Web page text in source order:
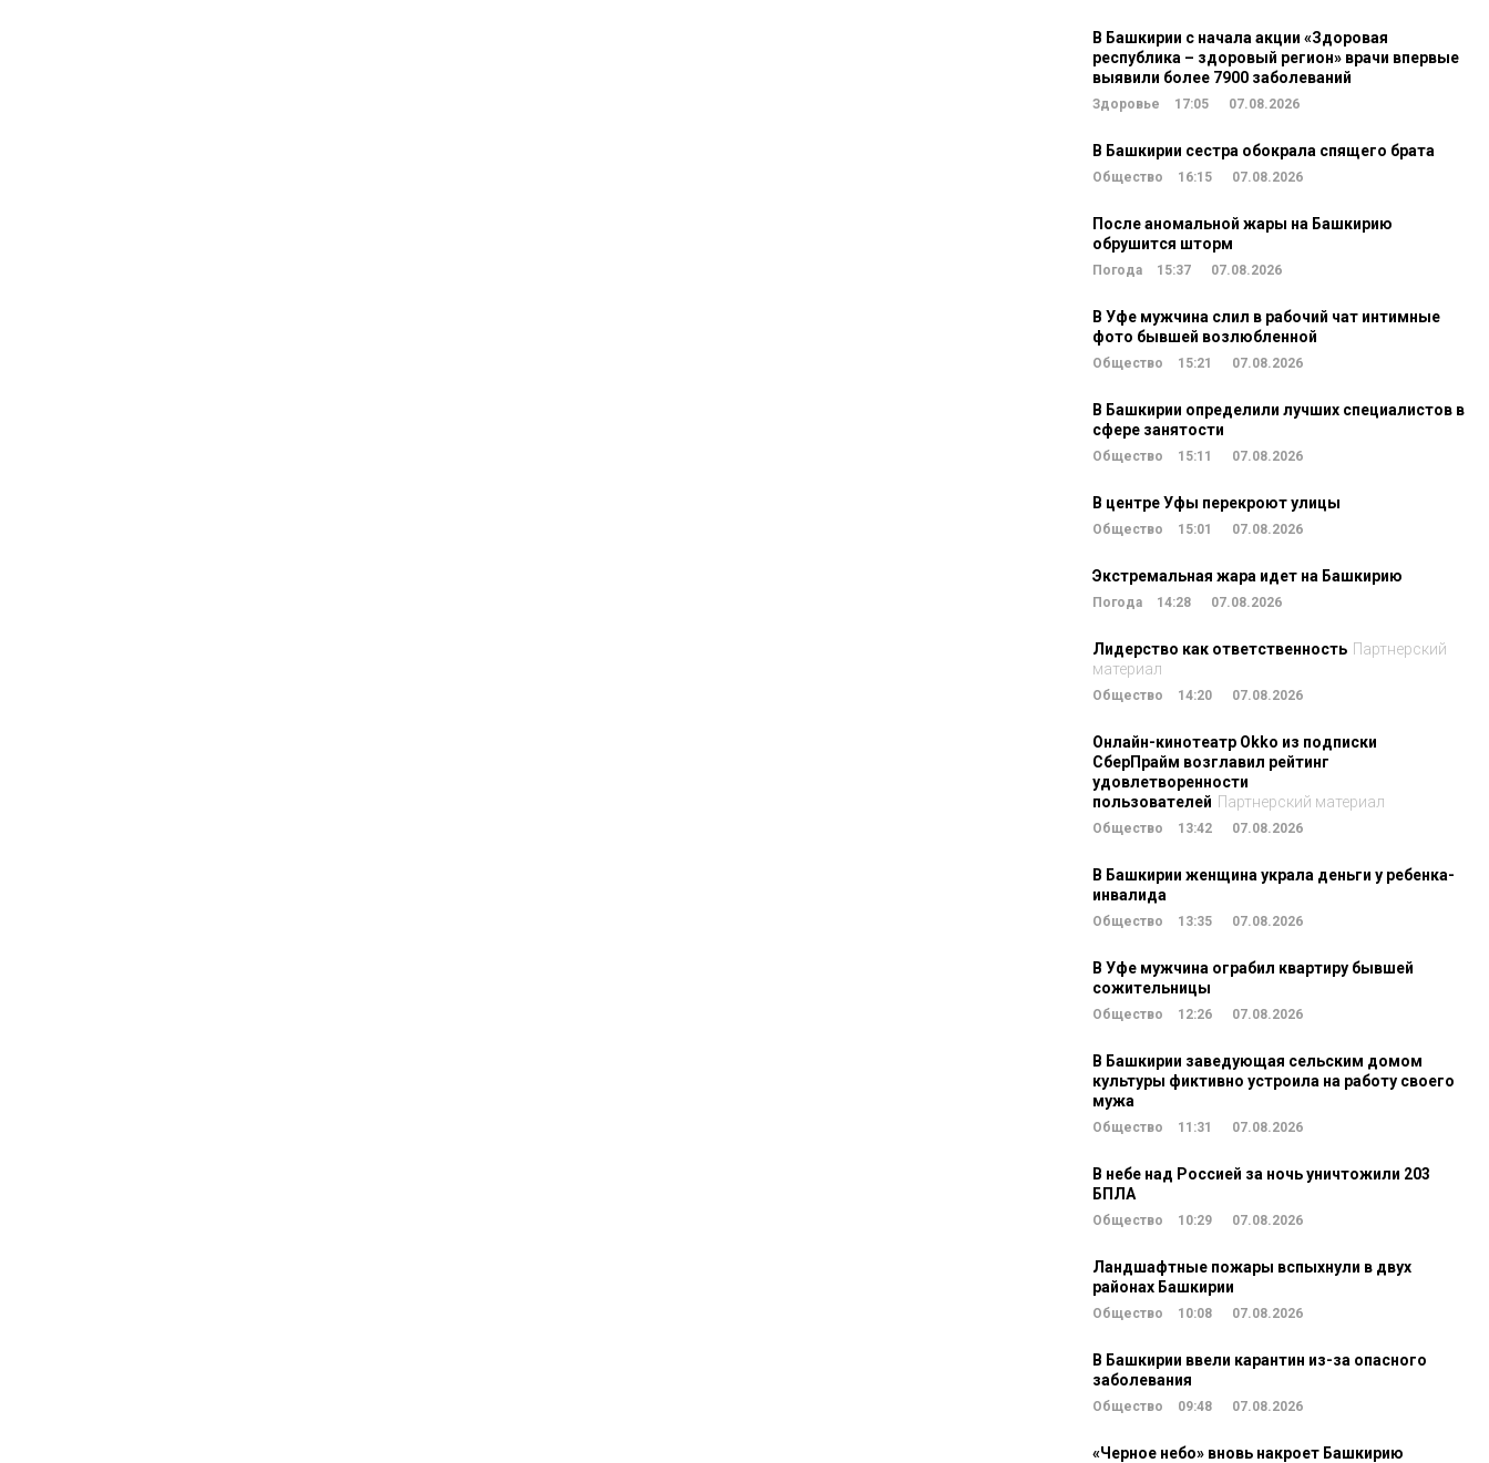
В Башкирии с начала акции «Здоровая
республика – здоровый регион» врачи впервые
выявили более 7900 заболеваний
Здоровье 17:05 07.08.2026
В Башкирии сестра обокрала спящего брата
Общество 16:15 07.08.2026
После аномальной жары на Башкирию
обрушится шторм
Погода 15:37 07.08.2026
В Уфе мужчина слил в рабочий чат интимные
фото бывшей возлюбленной
Общество 15:21 07.08.2026
В Башкирии определили лучших специалистов в
сфере занятости
Общество 15:11 07.08.2026
В центре Уфы перекроют улицы
Общество 15:01 07.08.2026
Экстремальная жара идет на Башкирию
Погода 14:28 07.08.2026
Лидерство как ответственность Партнерский
материал
Общество 14:20 07.08.2026
Онлайн-кинотеатр Okko из подписки
СберПрайм возглавил рейтинг
удовлетворенности
пользователей Партнерский материал
Общество 13:42 07.08.2026
В Башкирии женщина украла деньги у ребенка-
инвалида
Общество 13:35 07.08.2026
В Уфе мужчина ограбил квартиру бывшей
сожительницы
Общество 12:26 07.08.2026
В Башкирии заведующая сельским домом
культуры фиктивно устроила на работу своего
мужа
Общество 11:31 07.08.2026
В небе над Россией за ночь уничтожили 203
БПЛА
Общество 10:29 07.08.2026
Ландшафтные пожары вспыхнули в двух
районах Башкирии
Общество 10:08 07.08.2026
В Башкирии ввели карантин из-за опасного
заболевания
Общество 09:48 07.08.2026
«Черное небо» вновь накроет Башкирию